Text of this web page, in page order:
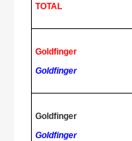
TOTAL
Goldfinger
Goldfinger
Goldfinger
Goldfinger